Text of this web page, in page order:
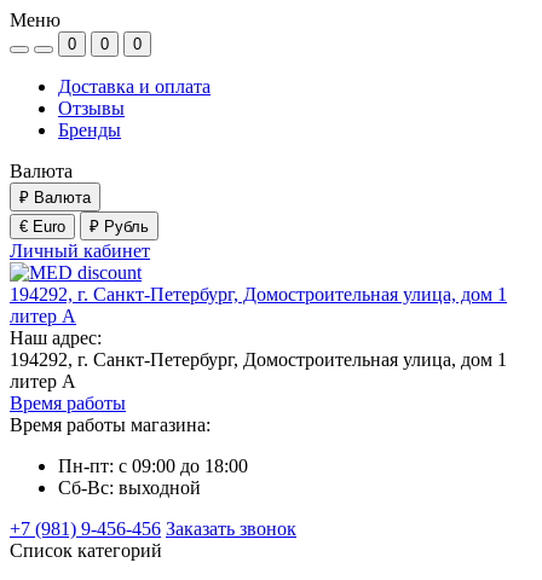
Меню
0 0 0
Доставка и оплата
Отзывы
Бренды
Валюта
₽ Валюта
€ Euro
₽ Рубль
Личный кабинет
194292, г. Санкт-Петербург, Домостроительная улица, дом 1
литер А
Наш адрес:
194292, г. Санкт-Петербург, Домостроительная улица, дом 1
литер А
Время работы
Время работы магазина:
Пн-пт: с 09:00 до 18:00
Сб-Вс: выходной
+7 (981) 9-456-456 Заказать звонок
Список категорий